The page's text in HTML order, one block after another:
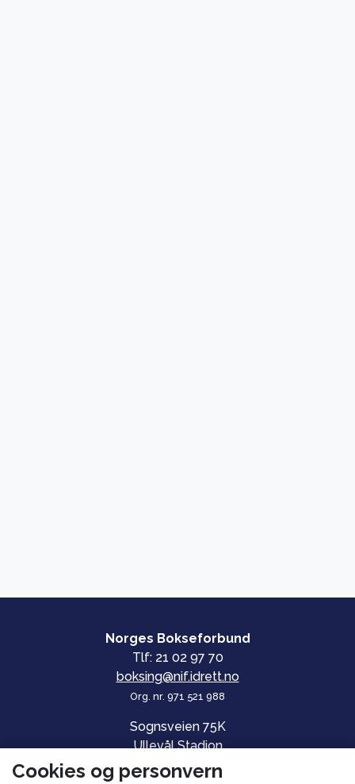
Norges Bokseforbund
Tlf: 21 02 97 70
boksing@nif.idrett.no
Org. nr. 971 521 988
Sognsveien 75K
Ullevål Stadion
0840 OSLO
Cookies og personvern